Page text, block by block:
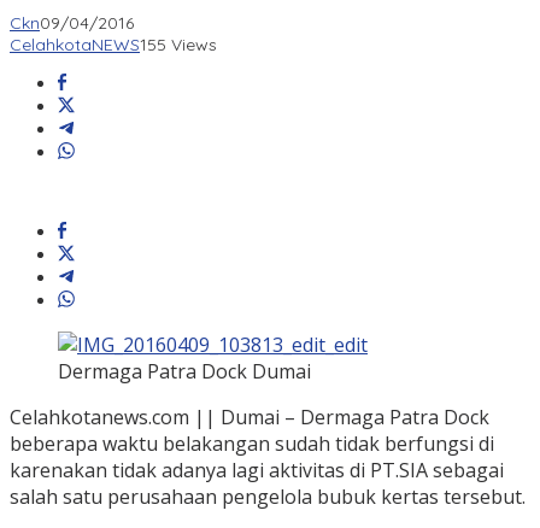
Ckn09/04/2016
CelahkotaNEWS155 Views
Dermaga Patra Dock Dumai
Celahkotanews.com || Dumai – Dermaga Patra Dock
beberapa waktu belakangan sudah tidak berfungsi di
karenakan tidak adanya lagi aktivitas di PT.SIA sebagai
salah satu perusahaan pengelola bubuk kertas tersebut.